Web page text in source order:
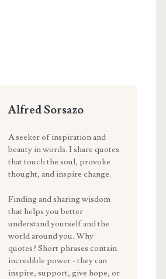
Alfred Sorsazo
A seeker of inspiration and
beauty in words. I share quotes
that touch the soul, provoke
thought, and inspire change.
Finding and sharing wisdom
that helps you better
understand yourself and the
world around you. Why
quotes? Short phrases contain
incredible power - they can
inspire, support, give hope, or